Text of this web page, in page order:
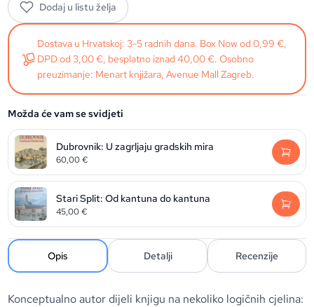
Dodaj u listu želja
Dostava u Hrvatskoj: 3-5 radnih dana. Box Now od 0,99 €,
DPD od 3,00 €, besplatno iznad 40,00 €. Osobno
preuzimanje: Menart knjižara, Avenue Mall Zagreb.
Možda će vam se svidjeti
Dubrovnik: U zagrljaju gradskih mira
60,00€
Stari Split: Od kantuna do kantuna
45,00€
Opis Detalji Recenzije
Konceptualno autor dijeli knjigu na nekoliko logičnih cjelina: